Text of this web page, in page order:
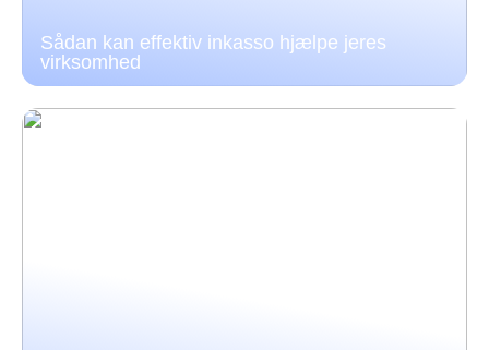
Sådan kan effektiv inkasso hjælpe jeres
virksomhed